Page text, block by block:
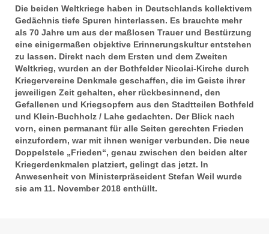
Die beiden Weltkriege haben in Deutschlands kollektivem
Gedächnis tiefe Spuren hinterlassen. Es brauchte mehr
als 70 Jahre um aus der maßlosen Trauer und Bestürzung
eine einigermaßen objektive Erinnerungskultur entstehen
zu lassen. Direkt nach dem Ersten und dem Zweiten
Weltkrieg, wurden an der Bothfelder Nicolai-Kirche durch
Kriegervereine Denkmale geschaffen, die im Geiste ihrer
jeweiligen Zeit gehalten, eher rückbesinnend, den
Gefallenen und Kriegsopfern aus den Stadtteilen Bothfeld
und Klein-Buchholz / Lahe gedachten. Der Blick nach
vorn, einen permanant für alle Seiten gerechten Frieden
einzufordern, war mit ihnen weniger verbunden. Die neue
Doppelstele „Frieden“, genau zwischen den beiden alter
Kriegerdenkmalen platziert, gelingt das jetzt. In
Anwesenheit von Ministerpräseident Stefan Weil wurde
sie am 11. November 2018 enthüllt.